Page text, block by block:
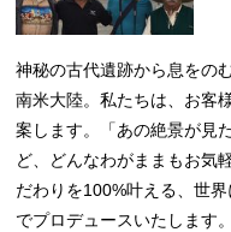
神秘の古代遺跡から息をの
南米大陸。私たちは、お客
案します。「あの絶景が見
ど、どんなわがままもお気
だわりを100%叶える、世
でプロデュースいたします。